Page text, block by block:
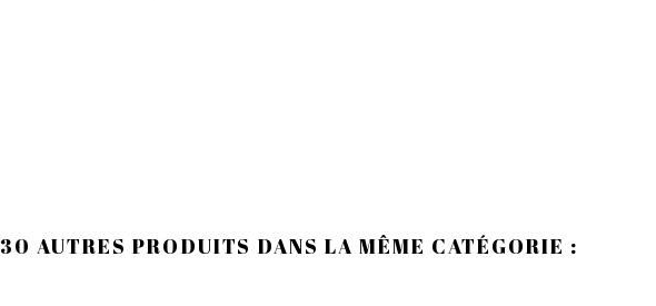
30 AUTRES PRODUITS DANS LA MÊME CATÉGORIE :